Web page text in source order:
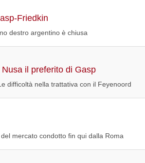
Friedkin
destro argentino è chiusa
il preferito di Gasp
difficoltà nella trattativa con il Feyenoord
mercato condotto fin qui dalla Roma